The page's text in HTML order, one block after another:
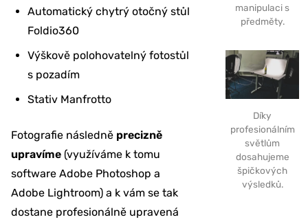
manipulaci s
předměty.
Díky
profesionálním
světlům
dosahujeme
špičkových
výsledků.
Automatický chytrý otočný stůl
Foldio360
Výškově polohovatelný fotostůl
s pozadím
Stativ Manfrotto
Fotografie následně precizně
upravíme (využíváme k tomu
software Adobe Photoshop a
Adobe Lightroom) a k vám se tak
dostane profesionálně upravená